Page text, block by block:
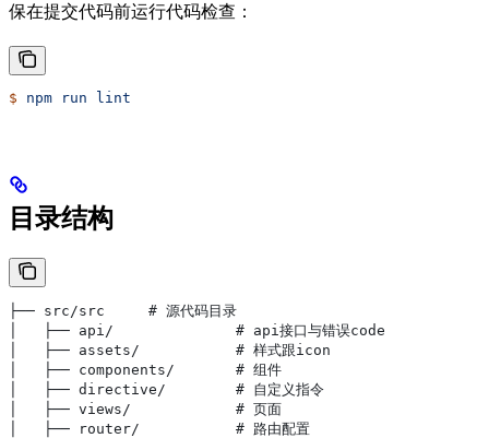
保在提交代码前运行代码检查：
$ npm run lint
目录结构
├── src/src     # 源代码目录
│   ├── api/              # api接口与错误code
│   ├── assets/           # 样式跟icon
│   ├── components/       # 组件
│   ├── directive/        # 自定义指令
│   ├── views/            # 页面
│   ├── router/           # 路由配置